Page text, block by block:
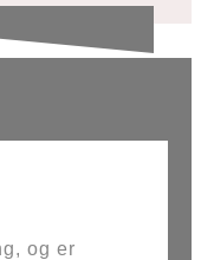
og er